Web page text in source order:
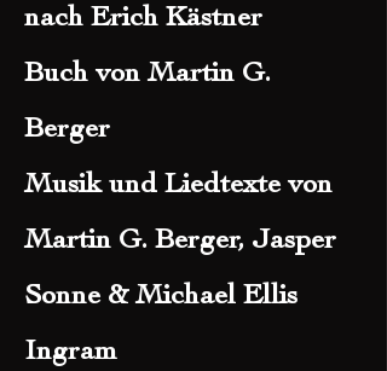
nach Erich Kästner
Buch von Martin G.
Berger
Musik und Liedtexte von
Martin G. Berger, Jasper
Sonne & Michael Ellis
Ingram